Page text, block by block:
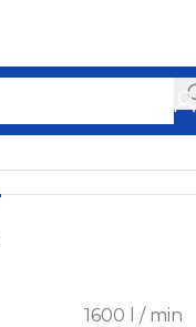
1600 l / min